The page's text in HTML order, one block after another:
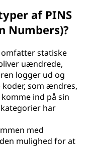
af PINS
Numbers)?
omfatter statiske
uændrede,
logger ud og
som ændres,
ind på sin
har
med
mulighed for at